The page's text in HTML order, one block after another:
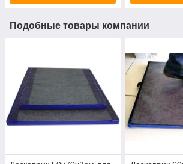
Подобные товары компании